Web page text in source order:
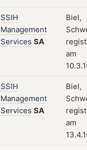
SSIH
Management
Services SA
Biel,
am
SSIH
Management
Services SA
Biel,
am